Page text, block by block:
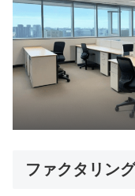
ファクタリン